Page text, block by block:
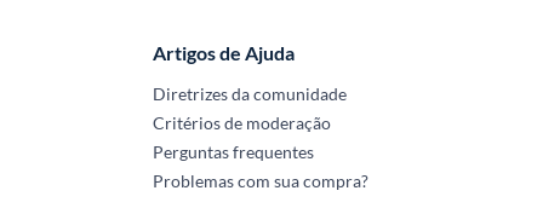
Artigos de Ajuda
Diretrizes da comunidade
Critérios de moderação
Perguntas frequentes
Problemas com sua compra?